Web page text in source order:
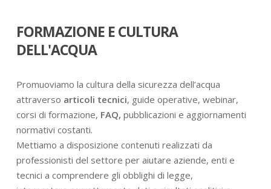
FORMAZIONE E CULTURA
DELL'ACQUA
Promuoviamo la cultura della sicurezza dell’acqua
attraverso articoli tecnici, guide operative, webinar,
corsi di formazione, FAQ, pubblicazioni e aggiornamenti
normativi costanti.
Mettiamo a disposizione contenuti realizzati da
professionisti del settore per aiutare aziende, enti e
tecnici a comprendere gli obblighi di legge,